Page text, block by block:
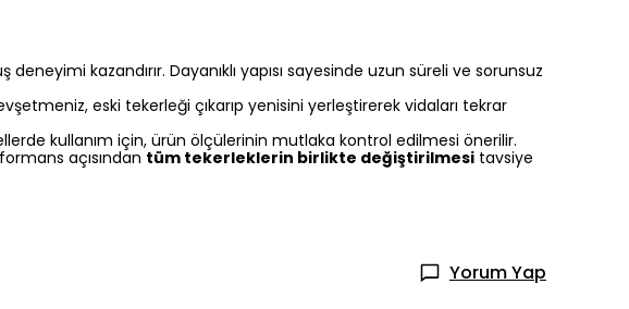
deneyimi kazandırır. Dayanıklı yapısı sayesinde uzun süreli ve sorunsuz
eski tekerleği çıkarıp yenisini yerleştirerek vidaları tekrar
kullanım için, ürün ölçülerinin mutlaka kontrol edilmesi önerilir.
açısından tüm tekerleklerin birlikte değiştirilmesi tavsiye
Yorum Yap